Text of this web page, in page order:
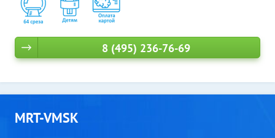
8 (495) 236-76-69
MRT-VMSK